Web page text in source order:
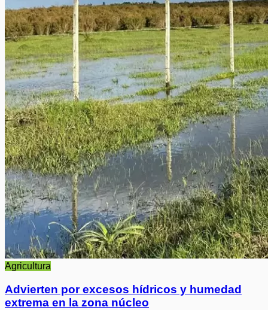
Agricultura
Advierten por excesos hídricos y humedad
extrema en la zona núcleo